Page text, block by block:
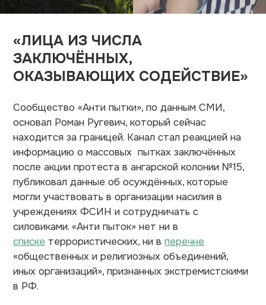
«ЛИЦА ИЗ ЧИСЛА
ЗАКЛЮЧЁННЫХ,
ОКАЗЫВАЮЩИХ СОДЕЙСТВИЕ»
Сообщество «Анти пытки», по данным СМИ,
основал Роман Ругевич, который сейчас
находится за границей. Канал стал реакцией на
информацию о массовых пытках заключённых
после акции протеста в ангарской колонии №15,
публиковал данные об осуждённых, которые
могли участвовать в организации насилия в
учреждениях ФСИН и сотрудничать с
силовиками. «Анти пыток» нет ни в
списке террористических, ни вперечне
«общественных и религиозных объединений,
иных организаций», признанных экстремистскими
в РФ.